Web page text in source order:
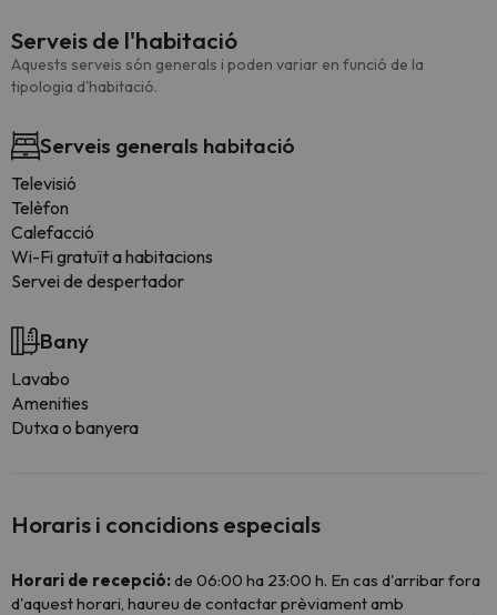
Serveis de l'habitació
Aquests serveis són generals i poden variar en funció de la
tipologia d'habitació.
Serveis generals habitació
Televisió
Telèfon
Calefacció
Wi-Fi gratuït a habitacions
Servei de despertador
Bany
Lavabo
Amenities
Dutxa o banyera
Horaris i concidions especials
Horari de recepció:de 06:00 ha 23:00 h. En cas d'arribar fora
d'aquest horari, haureu de contactar prèviament amb